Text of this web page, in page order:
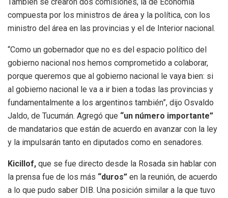
compuesta por los ministros de área y la política, con los
ministro del área en las provincias y el de Interior nacional.
“Como un gobernador que no es del espacio político del
gobierno nacional nos hemos comprometido a colaborar,
porque queremos que al gobierno nacional le vaya bien: si
al gobierno nacional le va a ir bien a todas las provincias y
fundamentalmente a los argentinos también”, dijo Osvaldo
Jaldo, de Tucumán. Agregó que “un número importante”
de mandatarios que están de acuerdo en avanzar con la ley
y la impulsarán tanto en diputados como en senadores.
Kicillof, que se fue directo desde la Rosada sin hablar con
la prensa fue de los más “duros” en la reunión, de acuerdo
a lo que pudo saber DIB. Una posición similar a la que tuvo